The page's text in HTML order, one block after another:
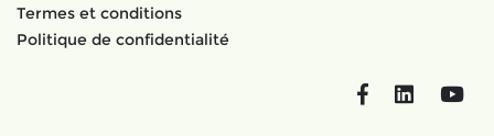
Termes et conditions
Politique de confidentialité
FacebookLinkedIn